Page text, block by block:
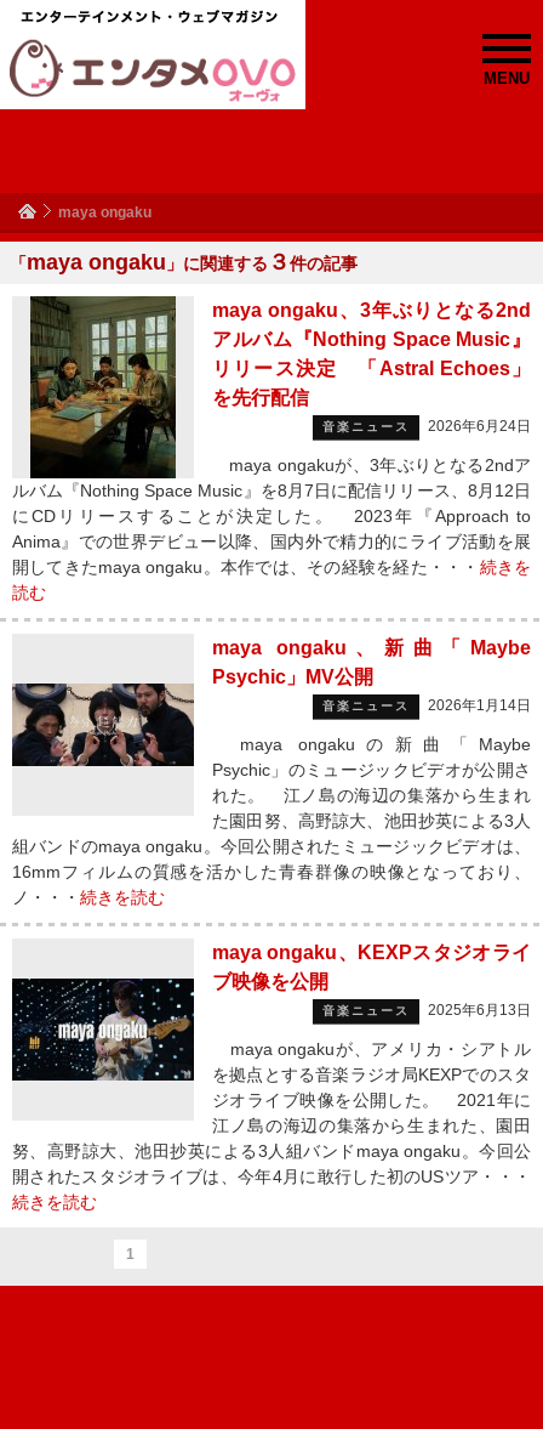
MENU
maya ongaku
「maya ongaku 」に関連する ３件の記事
maya ongaku、3年ぶりとなる2nd
アルバム『Nothing Space Music』
リリース決定 「Astral Echoes」
を先行配信
音楽ニュース 2026年6月24日
maya ongakuが、3年ぶりとなる2ndア
ルバム『Nothing Space Music』を8月7日に配信リリース、8月12日
にCDリリースすることが決定した。 2023年『Approach to
Anima』での世界デビュー以降、国内外で精力的にライブ活動を展
開してきたmaya ongaku。本作では、その経験を経た・・・ 続きを
読む
maya ongaku、新曲「Maybe
Psychic」MV公開
音楽ニュース 2026年1月14日
maya ongakuの新曲「Maybe
Psychic」のミュージックビデオが公開さ
れた。 江ノ島の海辺の集落から生まれ
た園田努、高野諒大、池田抄英による3人
組バンドのmaya ongaku。今回公開されたミュージックビデオは、
16mmフィルムの質感を活かした青春群像の映像となっており、
ノ・・・ 続きを読む
maya ongaku、KEXPスタジオライ
ブ映像を公開
音楽ニュース 2025年6月13日
maya ongakuが、アメリカ・シアトル
を拠点とする音楽ラジオ局KEXPでのスタ
ジオライブ映像を公開した。 2021年に
江ノ島の海辺の集落から生まれた、園田
努、高野諒大、池田抄英による3人組バンドmaya ongaku。今回公
開されたスタジオライブは、今年4月に敢行した初のUSツア・・・
続きを読む
1